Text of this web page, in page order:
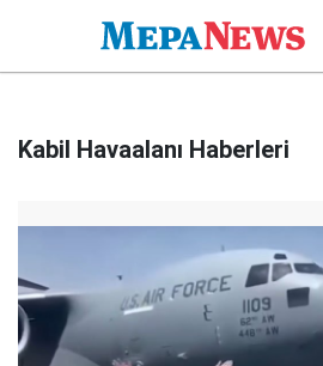
Kabil Havaalanı Haberleri